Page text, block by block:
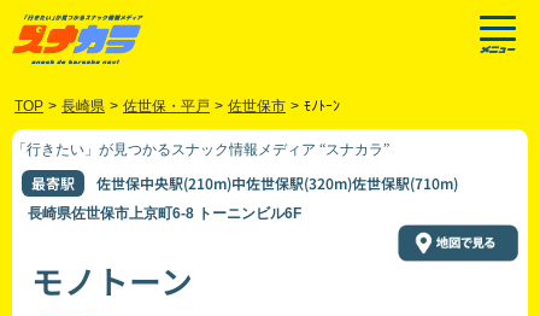
TOP > 長崎県 > 佐世保・平戸 > 佐世保市 > ﾓﾉﾄｰﾝ
「行きたい」が見つかるスナック情報メディア “スナカラ”
最寄駅 佐世保中央駅(210m)中佐世保駅(320m)佐世保駅(710m)
長崎県佐世保市上京町6-8 トーニンビル6F
モノトーン